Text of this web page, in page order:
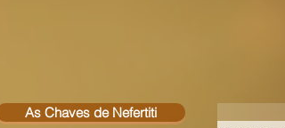
As Chaves de Nefertiti